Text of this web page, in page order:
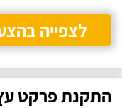
לצפייה
התקנת פרקט